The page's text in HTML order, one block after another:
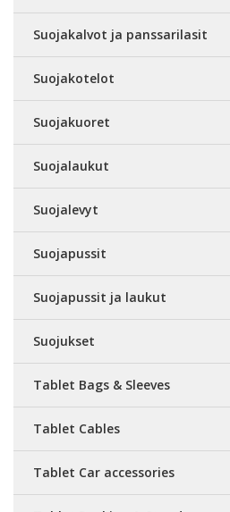
Suojakalvot ja panssarilasit
Suojakotelot
Suojakuoret
Suojalaukut
Suojalevyt
Suojapussit
Suojapussit ja laukut
Suojukset
Tablet Bags & Sleeves
Tablet Cables
Tablet Car accessories